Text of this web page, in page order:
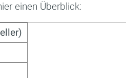
einen Überblick: